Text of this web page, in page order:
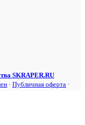
SKRAPER.RU
· Публичная оферта ·